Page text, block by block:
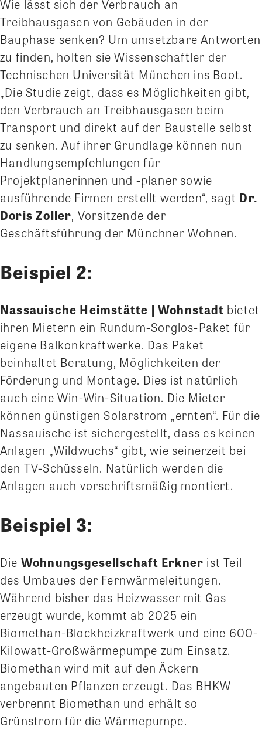
Wie lässt sich der Verbrauch an
Treibhausgasen von Gebäuden in der
Bauphase senken? Um umsetzbare Antworten
zu finden, holten sie Wissenschaftler der
Technischen Universität München ins Boot.
„Die Studie zeigt, dass es Möglichkeiten gibt,
den Verbrauch an Treibhausgasen beim
Transport und direkt auf der Baustelle selbst
zu senken. Auf ihrer Grundlage können nun
Handlungsempfehlungen für
Projektplanerinnen und -planer sowie
ausführende Firmen erstellt werden“, sagt Dr.
Doris Zoller, Vorsitzende der
Geschäftsführung der Münchner Wohnen.
Beispiel 2:
Nassauische Heimstätte | Wohnstadt bietet
ihren Mietern ein Rundum-Sorglos-Paket für
eigene Balkonkraftwerke. Das Paket
beinhaltet Beratung, Möglichkeiten der
Förderung und Montage. Dies ist natürlich
auch eine Win-Win-Situation. Die Mieter
können günstigen Solarstrom „ernten“. Für die
Nassauische ist sichergestellt, dass es keinen
Anlagen „Wildwuchs“ gibt, wie seinerzeit bei
den TV-Schüsseln. Natürlich werden die
Anlagen auch vorschriftsmäßig montiert.
Beispiel 3:
Die Wohnungsgesellschaft Erkner ist Teil
des Umbaues der Fernwärmeleitungen.
Während bisher das Heizwasser mit Gas
erzeugt wurde, kommt ab 2025 ein
Biomethan-Blockheizkraftwerk und eine 600-
Kilowatt-Großwärmepumpe zum Einsatz.
Biomethan wird mit auf den Äckern
angebauten Pflanzen erzeugt. Das BHKW
verbrennt Biomethan und erhält so
Grünstrom für die Wärmepumpe.